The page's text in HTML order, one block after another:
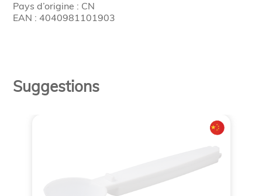
Pays d’origine : CN
EAN : 4040981101903
Suggestions